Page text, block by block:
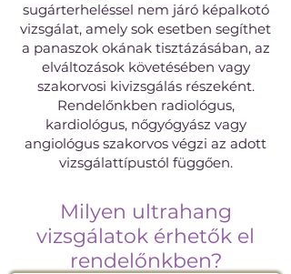
sugárterheléssel nem járó képalkotó
vizsgálat, amely sok esetben segíthet
a panaszok okának tisztázásában, az
elváltozások követésében vagy
szakorvosi kivizsgálás részeként.
Rendelőnkben radiológus,
kardiológus, nőgyógyász vagy
angiológus szakorvos végzi az adott
vizsgálattípustól függően.
Milyen ultrahang
vizsgálatok érhetők el
rendelőnkben?